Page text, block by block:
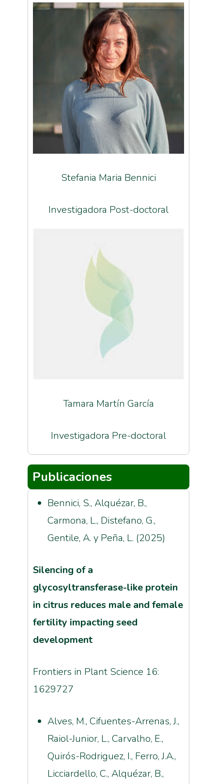
Stefania Maria Bennici
Investigadora Post-doctoral
Tamara Martín García
Investigadora Pre-doctoral
Publicaciones
Bennici, S., Alquézar, B.,
Carmona, L., Distefano, G.,
Gentile, A. y Peña, L. (2025)
Silencing of a
glycosyltransferase-like protein
in citrus reduces male and female
fertility impacting seed
development
Frontiers in Plant Science 16:
1629727
Alves, M., Cifuentes-Arrenas, J.,
Raiol-Junior, L., Carvalho, E.,
Quirós-Rodriguez, I., Ferro, J.A.,
Licciardello, C., Alquézar, B.,